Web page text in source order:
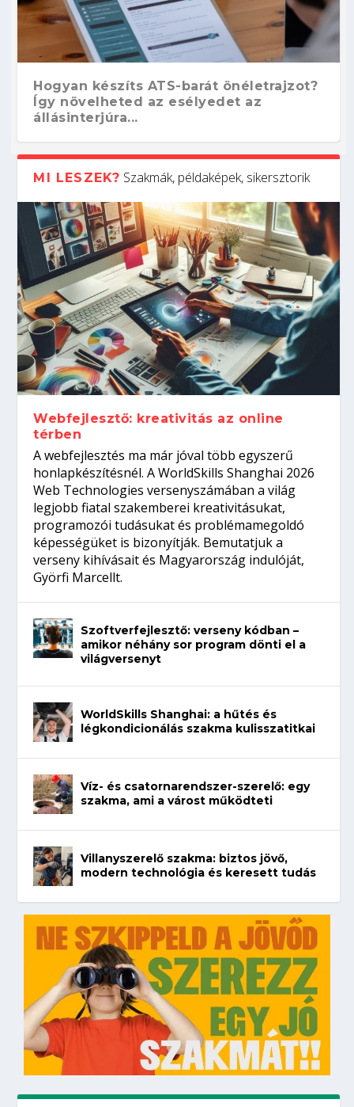
Hogyan készíts ATS-barát önéletrajzot?
Így növelheted az esélyedet az
állásinterjúra...
Kitalálod, mire használják ezeket a
gépeket?
Nem sikerült az egyetemi felvételi?
Tanulj szakmát!
Szoftverfejlesztő: verseny kódban –
amikor néhány sor program dönti el a
világversenyt...
Digitális detox – hogyan kapcsolódj ki
telefon nélkül?
MI LESZEK? Szakmák, példaképek, sikersztorik
Webfejlesztő: kreativitás az online
térben
A webfejlesztés ma már jóval több egyszerű
honlapkészítésnél. A WorldSkills Shanghai 2026
Web Technologies versenyszámában a világ
legjobb fiatal szakemberei kreativitásukat,
programozói tudásukat és problémamegoldó
képességüket is bizonyítják. Bemutatjuk a
verseny kihívásait és Magyarország indulóját,
Györfi Marcellt.
Szoftverfejlesztő: verseny kódban –
amikor néhány sor program dönti el a
világversenyt
WorldSkills Shanghai: a hűtés és
légkondicionálás szakma kulisszatitkai
Víz- és csatornarendszer-szerelő: egy
szakma, ami a várost működteti
Villanyszerelő szakma: biztos jövő,
modern technológia és keresett tudás